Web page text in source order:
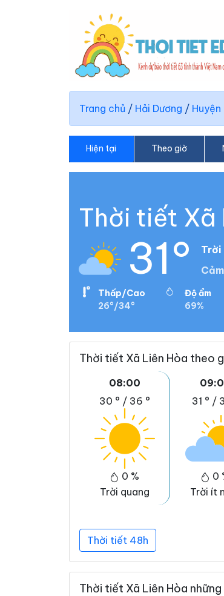
Trang chủ / Hải Dương / Huyện
Hiện tại Theo giờ
Thời tiết Xã
31°
Trời
Thấp/Cao
26°/34°
Độ ẩm
69%
Thời tiết Xã Liên Hòa theo
08:00
30 ° / 36 °
0 %
Trời quang
31 ° /
0
Trời ít
Thời tiết 48h
Thời tiết Xã Liên Hòa